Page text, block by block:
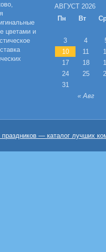
цветами и
АВГУСТ 2026
Пн
Вт
« Авг
3 4
10
11
17
18
24
25
31
праздников — каталог лучших